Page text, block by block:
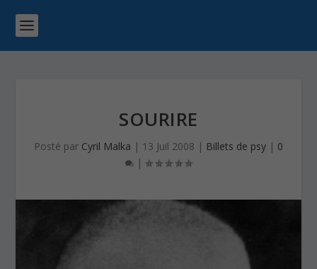
SOURIRE
Posté par Cyril Malka | 13 Juil 2008 | Billets de psy | 0
|